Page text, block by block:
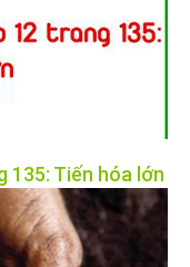
135: Tiến hóa lớn